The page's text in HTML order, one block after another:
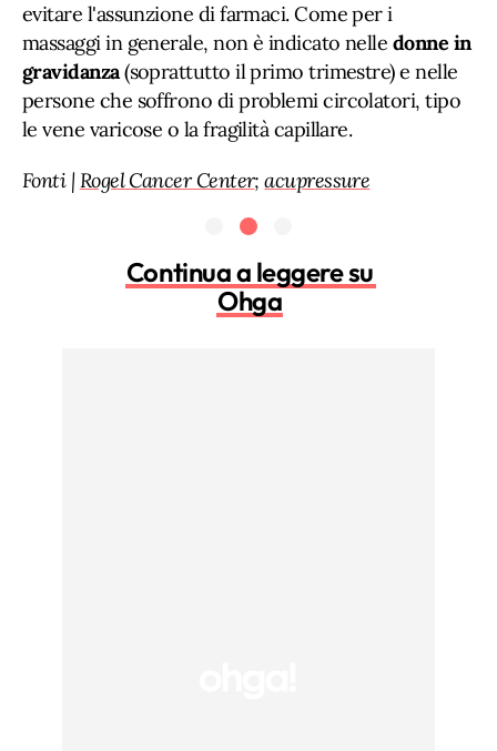
evitare l'assunzione di farmaci. Come per i
massaggi in generale, non è indicato nelle donne in
gravidanza(soprattutto il primo trimestre) e nelle
persone che soffrono di problemi circolatori, tipo
le vene varicose o la fragilità capillare.
Fonti |Rogel Cancer Center;acupressure
Continua a leggere su
Ohga